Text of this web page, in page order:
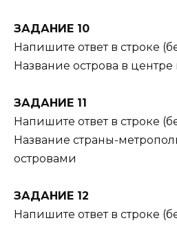
ЗАДАНИЕ 10
Напишите ответ в строке
Название острова в
ЗАДАНИЕ 11
Напишите ответ в строке
Название страны-
островами
ЗАДАНИЕ 12
Напишите ответ в строке